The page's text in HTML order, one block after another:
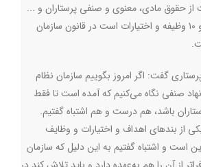
از حقوق مادی، معنوی و صنفی پرستاران و ...
که شامل هشت هدف و ۱۰ وظیفه و اختیارات است در قانون سازمان
گفت: اگر امروز بگوییم سازمان نظام
صنفی نگاه می‌کنیم که آمده است تا فقط
باشد، هم درست و هم اشتباه گفتیم.
از بندهای اهداف و اختیارات و وظایف
است و اشتباه گفتیم به این دلیل که سازمان